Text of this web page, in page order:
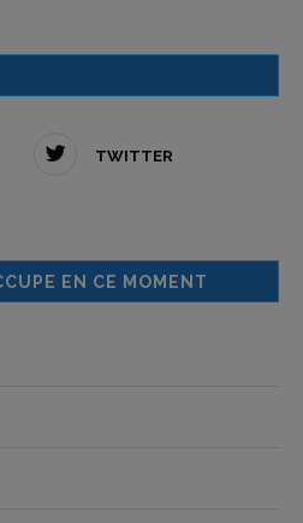
TWITTER
EN CE MOMENT